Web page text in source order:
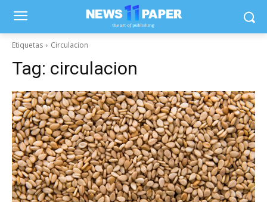
Etiquetas Circulacion
Tag: circulacion